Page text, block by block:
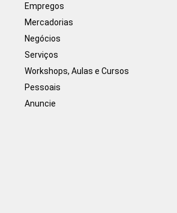
Empregos
Mercadorias
Negócios
Serviços
Workshops, Aulas e Cursos
Pessoais
Anuncie